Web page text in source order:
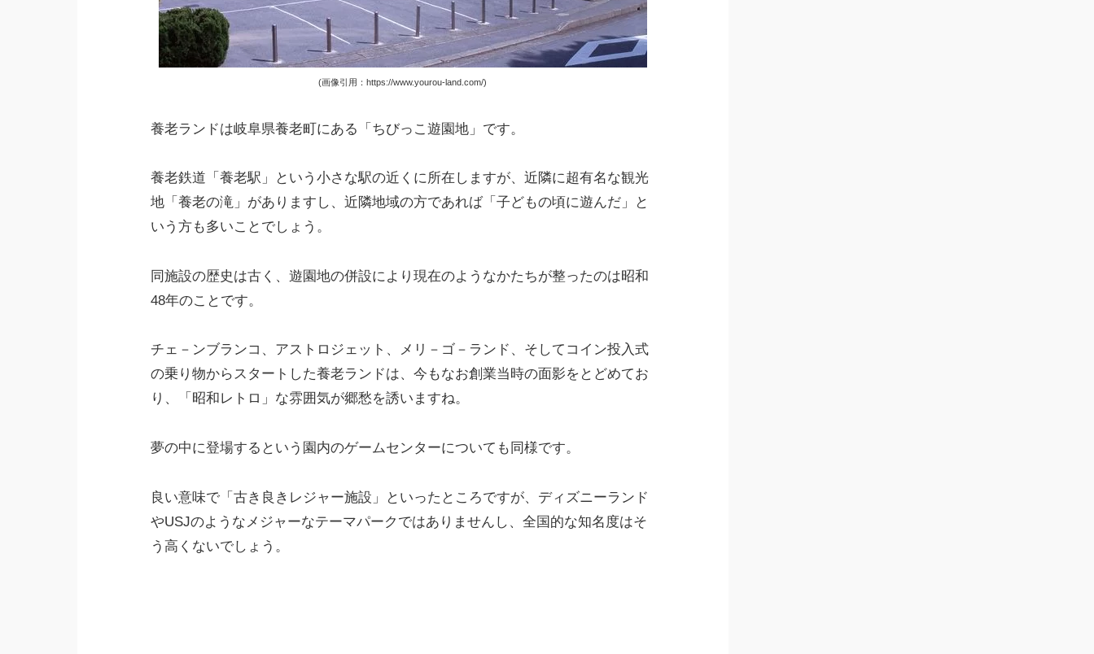
(画像引用：https://www.yourou-land.com/)
養老ランドは岐阜県養老町にある「ちびっこ遊園地」です。
養老鉄道「養老駅」という小さな駅の近くに所在しますが、近隣に超有名な観光
地「養老の滝」がありますし、近隣地域の方であれば「子どもの頃に遊んだ」と
いう方も多いことでしょう。
同施設の歴史は古く、遊園地の併設により現在のようなかたちが整ったのは昭和
48年のことです。
チェ－ンブランコ、アストロジェット、メリ－ゴ－ランド、そしてコイン投入式
の乗り物からスタートした養老ランドは、今もなお創業当時の面影をとどめてお
り、「昭和レトロ」な雰囲気が郷愁を誘いますね。
夢の中に登場するという園内のゲームセンターについても同様です。
良い意味で「古き良きレジャー施設」といったところですが、ディズニーランド
やUSJのようなメジャーなテーマパークではありませんし、全国的な知名度はそ
う高くないでしょう。